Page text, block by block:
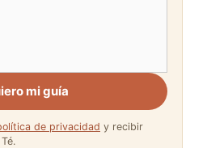
mi guía
de privacidad y recibir